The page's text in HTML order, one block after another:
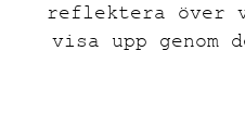
reflektera
visa upp